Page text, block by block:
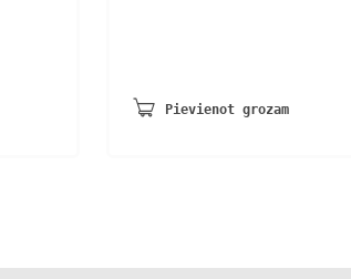
Pievienot grozam